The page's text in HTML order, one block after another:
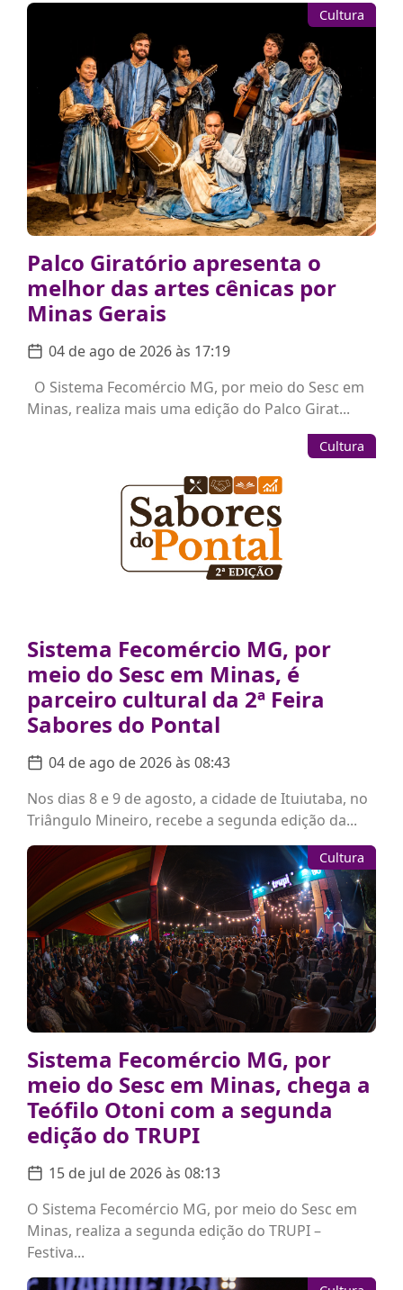
Cultura
Palco Giratório apresenta o
melhor das artes cênicas por
Minas Gerais
04 de ago de 2026 às 17:19
O Sistema Fecomércio MG, por meio do Sesc em
Minas, realiza mais uma edição do Palco Girat...
Cultura
Sistema Fecomércio MG, por
meio do Sesc em Minas, é
parceiro cultural da 2ª Feira
Sabores do Pontal
04 de ago de 2026 às 08:43
Nos dias 8 e 9 de agosto, a cidade de Ituiutaba, no
Triângulo Mineiro, recebe a segunda edição da...
Cultura
Sistema Fecomércio MG, por
meio do Sesc em Minas, chega a
Teófilo Otoni com a segunda
edição do TRUPI
15 de jul de 2026 às 08:13
O Sistema Fecomércio MG, por meio do Sesc em
Minas, realiza a segunda edição do TRUPI –
Festiva...